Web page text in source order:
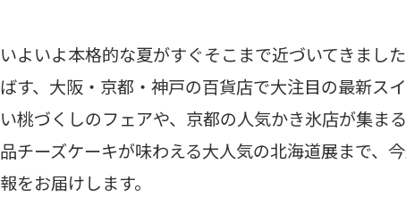
いよいよ本格的な夏がすぐそこまで近づいてきまし
ばす、大阪・京都・神戸の百貨店で大注目の最新ス
い桃づくしのフェアや、京都の人気かき氷店が集ま
品チーズケーキが味わえる大人気の北海道展まで、
報をお届けします。